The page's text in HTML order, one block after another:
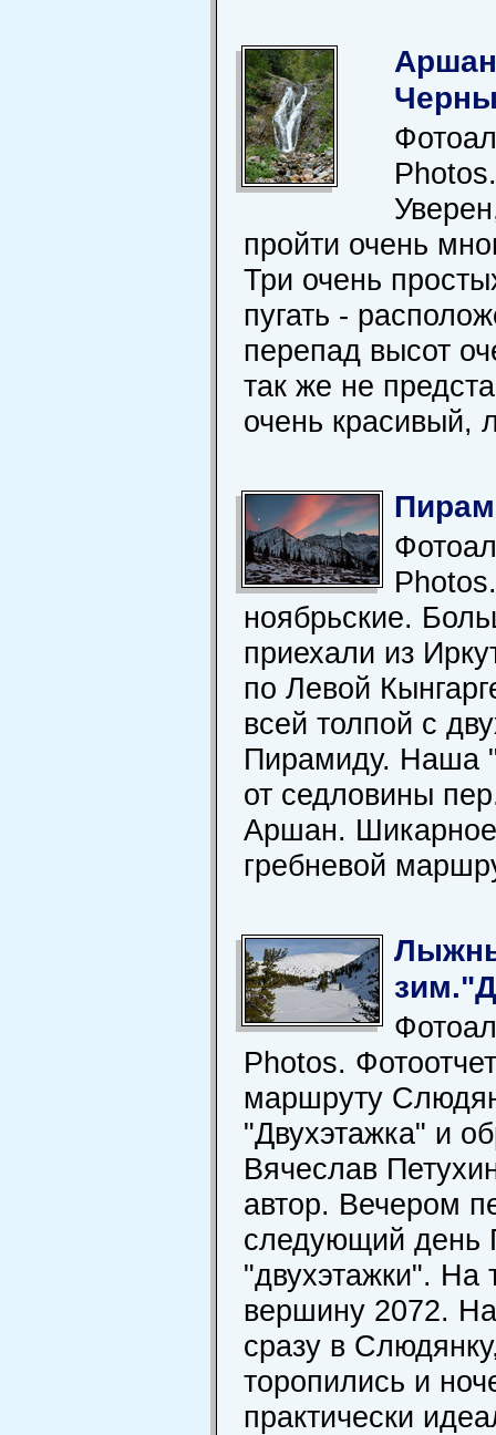
пройти очень
Три очень
пугать -
перепад высот
так же не
очень красивый,
ноябрьские.
приехали из
по Левой
всей толпой с
Пирамиду. Наша
от седловины
Аршан. Шикарное
гребневой
Photos.
маршруту
"Двухэтажка" и
Вячеслав
автор. Вечером
следующий день
"двухэтажки". На
вершину 2072.
сразу в
торопились и
практически